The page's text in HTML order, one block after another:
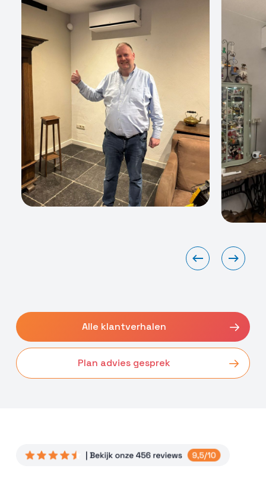
Alle klantverhalen
Plan advies gesprek